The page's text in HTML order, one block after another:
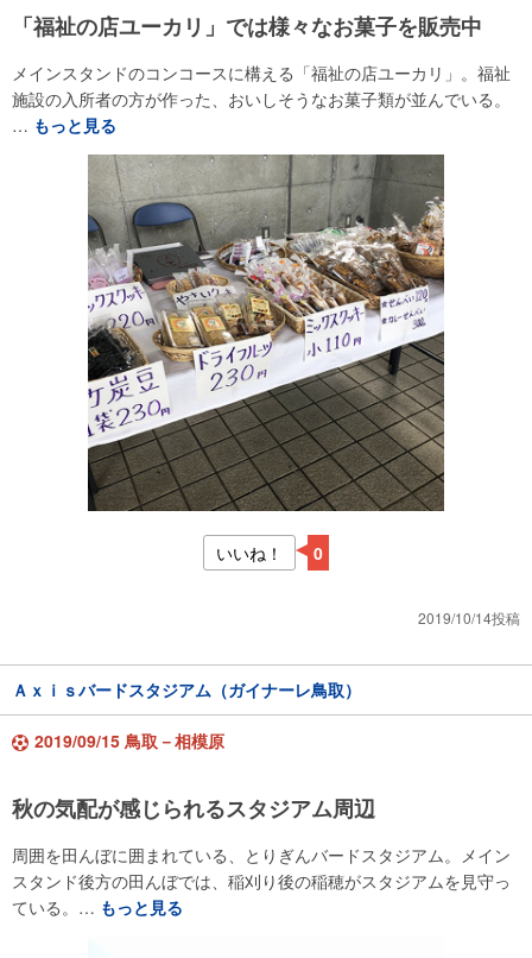
「福祉の店ユーカリ」では様々なお菓子を販売中
メインスタンドのコンコースに構える「福祉の店ユーカリ」。福祉
施設の入所者の方が作った、おいしそうなお菓子類が並んでいる。
… もっと見る
いいね！ 0
2019/10/14投稿
Ａｘｉｓバードスタジアム（ガイナーレ鳥取）
2019/09/15 鳥取－相模原
秋の気配が感じられるスタジアム周辺
周囲を田んぼに囲まれている、とりぎんバードスタジアム。メイン
スタンド後方の田んぼでは、稲刈り後の稲穂がスタジアムを見守っ
ている。… もっと見る